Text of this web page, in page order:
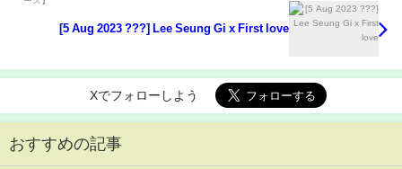
[5 Aug 2023 ???] Lee Seung Gi x First love
Xでフォローしよう
おすすめの記事